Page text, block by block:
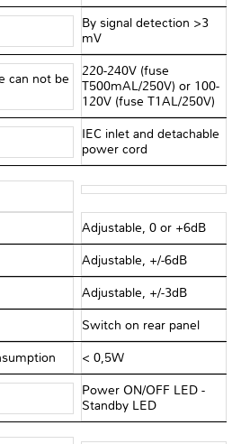
By signal detection >3
mV
can not be
220-240V (fuse
T500mAL/250V) or 100-
120V (fuse T1AL/250V)
IEC inlet and detachable
power cord
Adjustable, 0 or +6dB
Adjustable, +/-6dB
Adjustable, +/-3dB
Switch on rear panel
consumption < 0,5W
Power ON/OFF LED -
Standby LED